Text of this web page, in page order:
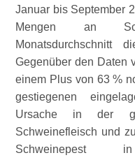
Januar bis September
Mengen an
Monatsdurchschnitt
Gegenüber den Daten
einem Plus von 63 %
gestiegenen
Ursache in der
Schweinefleisch und
Schweinepest